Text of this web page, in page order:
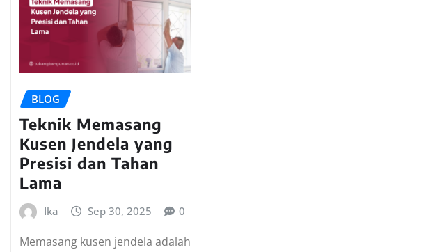
BLOG
Teknik Memasang
Kusen Jendela yang
Presisi dan Tahan
Lama
Ika Sep 30, 2025 0
Memasang kusen jendela adalah